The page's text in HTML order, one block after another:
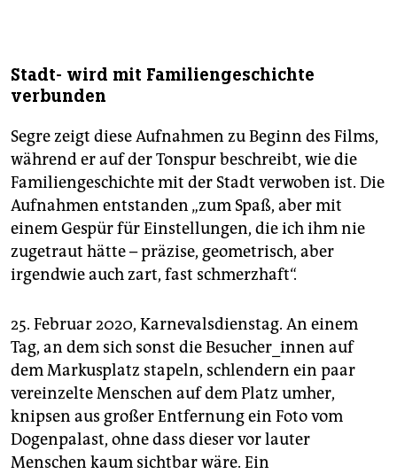
Stadt- wird mit Familiengeschichte
verbunden
Segre zeigt diese Aufnahmen zu Beginn des Films,
während er auf der Tonspur beschreibt, wie die
Familiengeschichte mit der Stadt verwoben ist. Die
Aufnahmen entstanden „zum Spaß, aber mit
einem Gespür für Einstellungen, die ich ihm nie
zugetraut hätte – präzise, geometrisch, aber
irgendwie auch zart, fast schmerzhaft“.
25. Februar 2020, Karnevalsdienstag. An einem
Tag, an dem sich sonst die Besucher_innen auf
dem Markusplatz stapeln, schlendern ein paar
vereinzelte Menschen auf dem Platz umher,
knipsen aus großer Entfernung ein Foto vom
Dogenpalast, ohne dass dieser vor lauter
Menschen kaum sichtbar wäre. Ein